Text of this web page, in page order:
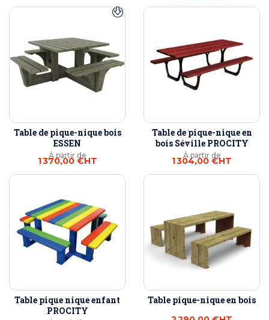
Table de pique-nique bois
ESSEN
À partir de
1 370,00 €HT
Table de pique-nique en
bois Séville PROCITY
À partir de
1 304,00 €HT
Table pique nique enfant
PROCITY
Table pique-nique en bois